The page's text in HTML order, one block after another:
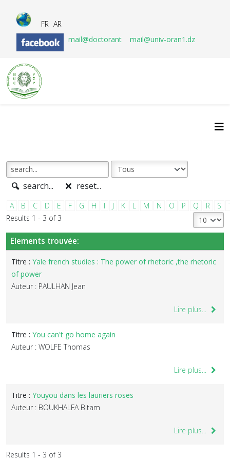
FR AR
mail@doctorant
mail@univ-oran1.dz
search... reset...
A B C D E F G H I J K L M N O P Q R S
Results 1 - 3 of 3
Elements trouvée:
Titre : Yale french studies : The power of rhetoric ,the rhetoric
of power
Auteur : PAULHAN Jean
Lire plus...
Titre : You can't go home again
Auteur : WOLFE Thomas
Lire plus...
Titre : Youyou dans les lauriers roses
Auteur : BOUKHALFA Bitam
Lire plus...
Results 1 - 3 of 3